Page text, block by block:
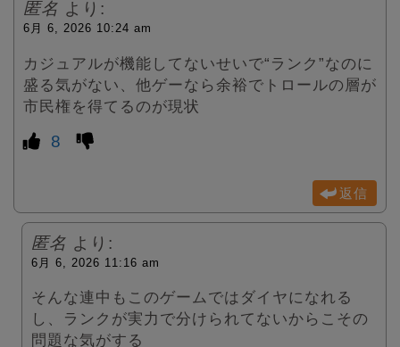
匿名 より:
6月 6, 2026 10:24 am
カジュアルが機能してないせいで“ランク”なのに
盛る気がない、他ゲーなら余裕でトロールの層が
市民権を得てるのが現状
8
返信
匿名 より:
6月 6, 2026 11:16 am
そんな連中もこのゲームではダイヤになれる
し、ランクが実力で分けられてないからこその
問題な気がする